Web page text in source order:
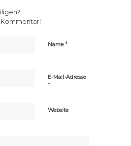
Name*
E-Mail-Adresse
*
Website